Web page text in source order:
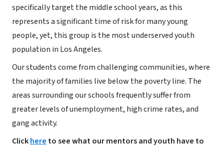
specifically target the middle school years, as this
represents a significant time of risk for many young
people, yet, this group is the most underserved youth
population in Los Angeles.
Our students come from challenging communities, where
the majority of families live below the poverty line. The
areas surrounding our schools frequently suffer from
greater levels of unemployment, high crime rates, and
gang activity.
Clickhere to see what our mentors and youth have to